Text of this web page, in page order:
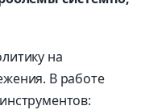
на
В работе